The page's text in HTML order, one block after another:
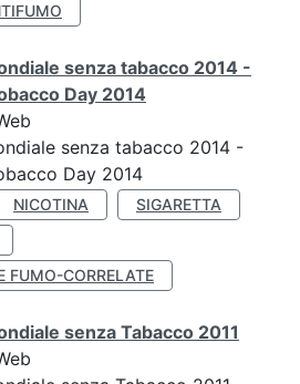
senza tabacco 2014 -
Day 2014
senza tabacco 2014 -
Day 2014
NICOTINA
SIGARETTA
FUMO-CORRELATE
senza Tabacco 2011